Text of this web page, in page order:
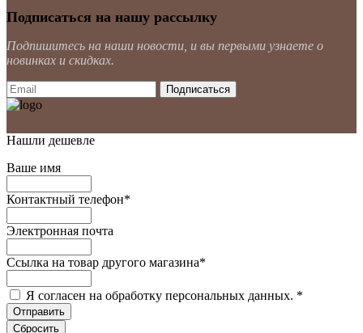
Подписаться на нашу рассылку
Подпишитесь на наши новости, и вы первыми узнаете о
новинках и скидках.
Нашли дешевле
Ваше имя
Контактный телефон*
Электронная почта
Ссылка на товар другого магазина*
Я согласен на обработку персональных данных. *